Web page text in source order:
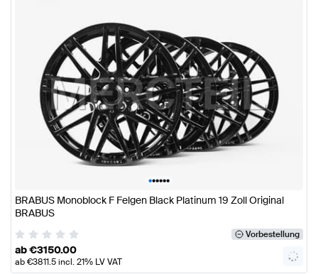
••••••
BRABUS Monoblock F Felgen Black Platinum 19 Zoll Original
BRABUS
Vorbestellung
ab€3150.00
ab€3811.5incl. 21% LV VAT